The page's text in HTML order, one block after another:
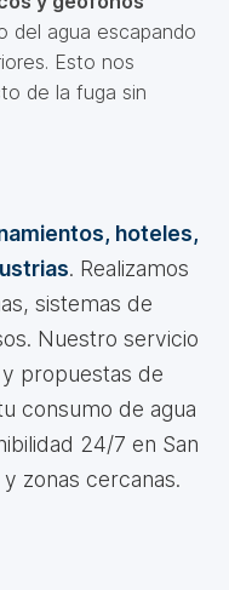
del agua escapando
Esto nos
de la fuga sin
hoteles,
. Realizamos
sistemas de
Nuestro servicio
propuestas de
consumo de agua
24/7 en San
zonas cercanas.